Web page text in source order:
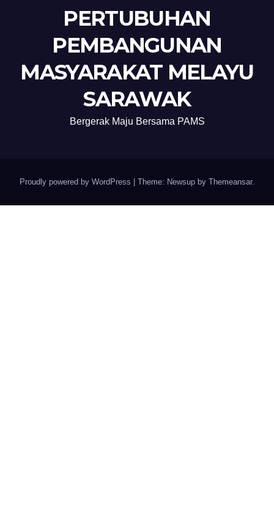
PERTUBUHAN
PEMBANGUNAN
MASYARAKAT MELAYU
SARAWAK
Bergerak Maju Bersama PAMS
Proudly powered by WordPress | Theme: Newsup by Themeansar.